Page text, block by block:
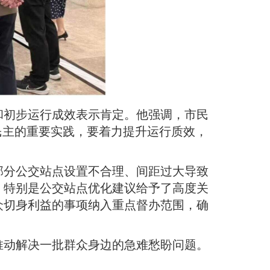
步运行成效表示肯定。 他强调，市民
的重要实践，要着力提升运行质效，
公交站点设置不合理、间距过大导致
别是公交站点优化建议给予了高度关
身利益的事项纳入重点督办范围，确
解决一批群众身边的急难愁盼问题。